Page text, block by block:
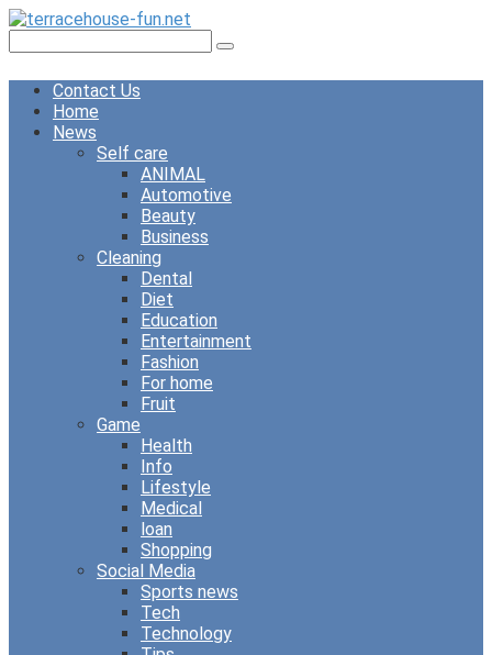
Skip
content
Contact Us
Home
News
Self care
ANIMAL
Automotive
Beauty
Business
Cleaning
Dental
Diet
Education
Entertainment
Fashion
For home
Fruit
Game
Health
Info
Lifestyle
Medical
loan
Shopping
Social Media
Sports news
Tech
Technology